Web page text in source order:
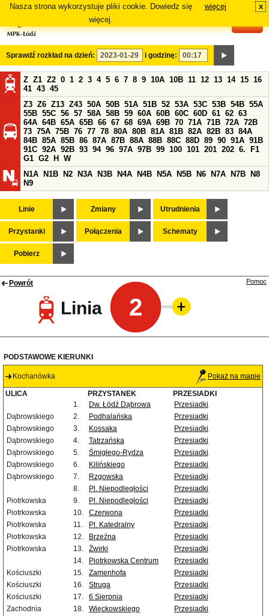
Nasza strona wykorzystuje pliki cookie. Dowiedz się
więcej.
więcej x
Sprawdź rozkład na dzień: i godzinę:
Z Z1 Z2 0 1 2 3 4 5 6 7 8 9 10A 10B 11 12 13 14 15 16
41 43 45
Z3 Z6 Z13 Z43 50A 50B 51A 51B 52 53A 53C 53B 54B 55A
55B 55C 56 57 58A 58B 59 60A 60B 60C 60D 61 62 63
64A 64B 65A 65B 66 67 68 69A 69B 70 71A 71B 72A 72B
73 75A 75B 76 77 78 80A 80B 81A 81B 82A 82B 83 84A
84B 85A 85B 86 87A 87B 88A 88B 88C 88D 89 90 91A 91B
91C 92A 92B 93 94 96 97A 97B 99 100 101 201 202 6.
F1
G1 G2 H
W
N1A
N1B N2 N3A N3B N4A N4B N5A N5B N6 N7A N7B
N8
N9
Linie Zmiany Utrudnienia
Przystanki Połączenia Schematy
Pobierz
Powrót
Linia 2
Pomoc
PODSTAWOWE KIERUNKI
Kochanówka Pokaż na mapie
ULICA PRZYSTANEK
PRZESIADKI
1.
Dw. Łódź Dąbrowa
Przesiadki
Dąbrowskiego
2. Podhalańska
Przesiadki
Dąbrowskiego
3. Kossaka
Przesiadki
Dąbrowskiego
4. Tatrzańska
Przesiadki
Dąbrowskiego
5. Śmigłego-Rydza
Przesiadki
Dąbrowskiego
6. Kilińskiego
Przesiadki
Dąbrowskiego
7. Rzgowska
Przesiadki
8.
Pl. Niepodległości
Przesiadki
Piotrkowska
9. Pl. Niepodległości
Przesiadki
Piotrkowska
10. Czerwona
Przesiadki
Piotrkowska
11. Pl. Katedralny
Przesiadki
Piotrkowska
12. Brzeźna
Przesiadki
Piotrkowska
13. Żwirki
Przesiadki
14.
Piotrkowska Centrum
Przesiadki
Kościuszki
15. Zamenhofa
Przesiadki
Kościuszki
16. Struga
Przesiadki
Kościuszki
17. 6 Sierpnia
Przesiadki
Zachodnia
18. Więckowskiego
Przesiadki